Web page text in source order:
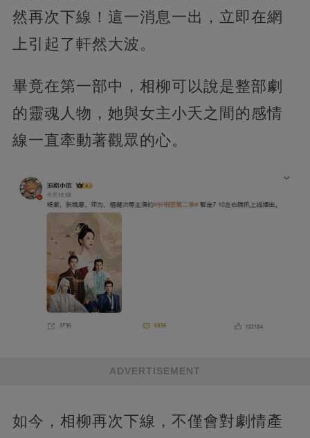
然再次下線！這一消息一出，立即在網
上引起了軒然大波。
畢竟在第一部中，相柳可以說是整部劇
的靈魂人物，她與女主小夭之間的感情
線一直牽動著觀眾的心。
ADVERTISEMENT
如今，相柳再次下線，不僅會對劇情產